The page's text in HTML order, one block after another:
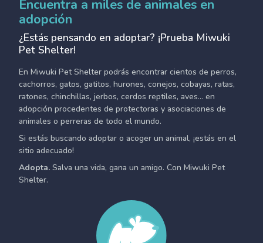
Encuentra a miles de animales en
adopción
¿Estás pensando en adoptar? ¡Prueba Miwuki
Pet Shelter!
En Miwuki Pet Shelter podrás encontrar cientos de perros,
cachorros, gatos, gatitos, hurones, conejos, cobayas, ratas,
ratones, chinchillas, jerbos, cerdos reptiles, aves... en
adopción procedentes de protectoras y asociaciones de
animales o perreras de todo el mundo.
Si estás buscando adoptar o acoger un animal, ¡estás en el
sitio adecuado!
Adopta. Salva una vida, gana un amigo. Con Miwuki Pet
Shelter.